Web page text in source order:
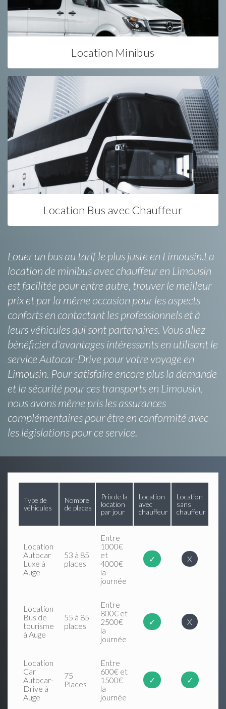
Location Minibus
Location Bus avec Chauffeur
Louer un bus au tarif le plus juste en Limousin.La
location de minibus avec chauffeur en Limousin
est facilitée pour entre autre, trouver le meilleur
prix et par la même occasion pour les aspects
conforts en contactant les professionnels et à
leurs véhicules qui sont partenaires. Vous allez
bénéficier d'avantages intéressants en utilisant le
service Autocar-Drive pour votre voyage en
Limousin. Pour satisfaire encore plus la demande
et la sécurité pour ces transports en Limousin,
nous avons même pris les assurances
complémentaires pour être en conformité avec
les législations pour ce service.
Type de
véhicules
Nombre
de places
Prix de la
location
par jour
Location
avec
chauffeur
Location
sans
chauffeur
Location
Autocar
Luxe à
Auge
53 à 85
places
Entre
1000€
et
4000€
la
journée
✓ X
Location
Bus de
tourisme
à Auge
55 à 85
places
Entre
800€ et
2500€
la
journée
✓ X
Location
Car
Autocar-
Drive à
Auge
75
Places
Entre
600€ et
1500€
la
journée
✓ ✓